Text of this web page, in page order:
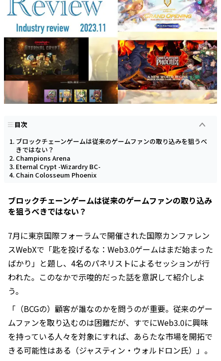
目次
ブロックチェーンゲームは従来のゲームファンの取り込みを狙うべ
きではない？
Champions Arena
Eternal Crypt -Wizardry BC-
Chain Colosseum Phoenix
ブロックチェーンゲームは従来のゲームファンの取り込み
を狙うべきではない？
7月に東京国際フォーラムで開催された国際カンファレン
スWebXで「匙を投げるな：Web3.0ゲームはまだ始まった
ばかり」と題し、4名のパネリストによるセッションが行
われた。このなかで示唆的だった話を意訳して紹介しよ
う。
「（BCGの）顧客が誰なのかを問うのが重要。従来のゲー
ムファンを取り込むのは困難だが、すでにWeb3.0に興味
を持っている人々を対象にすれば、あらたな市場を開拓で
きる可能性はある（ジャスティン・ウォルドロン氏）」。